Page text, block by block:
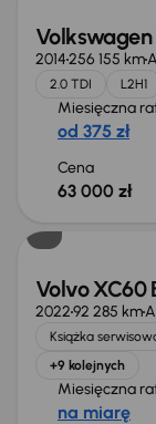
2014256 155 km
2.0 TDI L2H1
Miesięczna
od 375 zł
Cena
63 000 zł
Możliwość
Volvo XC60
202292 285 km
Książka
+9 kolejnych
Miesięczna
na miarę